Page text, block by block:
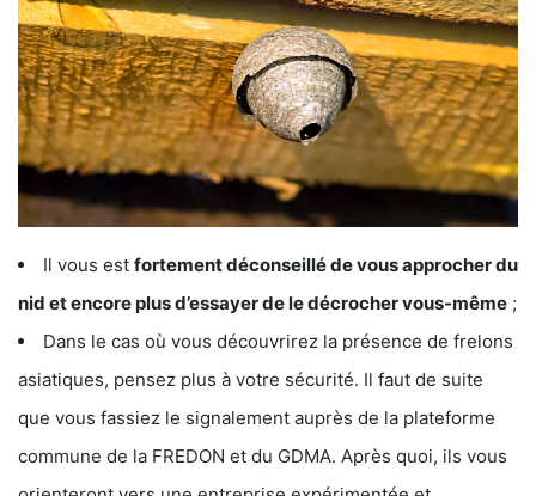
Il vous est fortement déconseillé de vous approcher du
nid et encore plus d’essayer de le décrocher vous-même ;
Dans le cas où vous découvrirez la présence de frelons
asiatiques, pensez plus à votre sécurité. Il faut de suite
que vous fassiez le signalement auprès de la plateforme
commune de la FREDON et du GDMA. Après quoi, ils vous